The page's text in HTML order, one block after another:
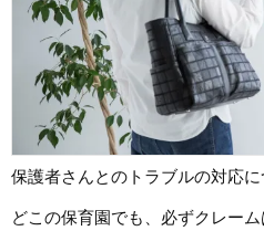
保護者さんとのトラブルの対応に
どこの保育園でも、必ずクレー